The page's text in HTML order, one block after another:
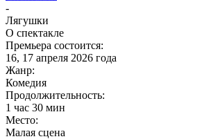
-
Лягушки
О спектакле
Премьера состоится:
16, 17 апреля 2026 года
Жанр:
Комедия
Продолжительность:
1 час 30 мин
Место:
Малая сцена